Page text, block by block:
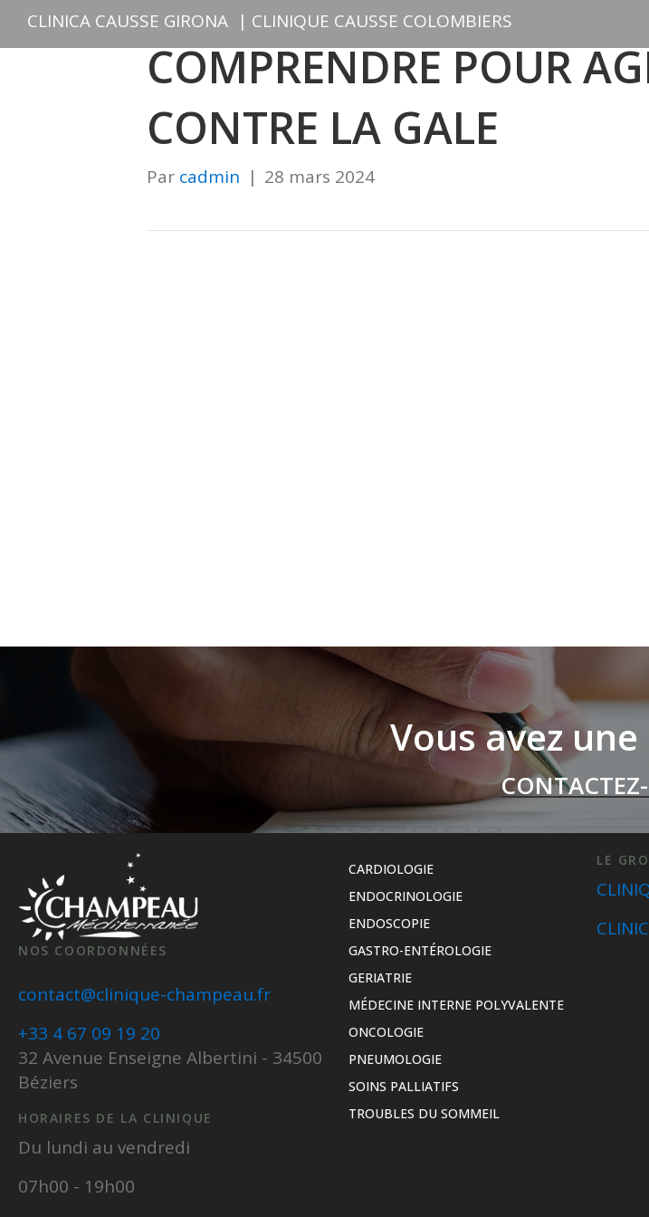
CLINICA CAUSSE GIRONA | CLINIQUE CAUSSE COLOMBIERS
COMPRENDRE POUR
CONTRE LA GALE
Par cadmin | 28 mars 2024
Vous avez
NOS COORDONNÉES
contact@clinique-champeau.fr
+33 4 67 09 19 20
32 Avenue Enseigne Albertini - 34500
Béziers
HORAIRES DE LA CLINIQUE
Du lundi au vendredi
07h00 - 19h00
CARDIOLOGIE
ENDOCRINOLOGIE
ENDOSCOPIE
GASTRO-ENTÉROLOGIE
GERIATRIE
MÉDECINE INTERNE POLYVALENTE
ONCOLOGIE
PNEUMOLOGIE
SOINS PALLIATIFS
TROUBLES DU SOMMEIL
LE